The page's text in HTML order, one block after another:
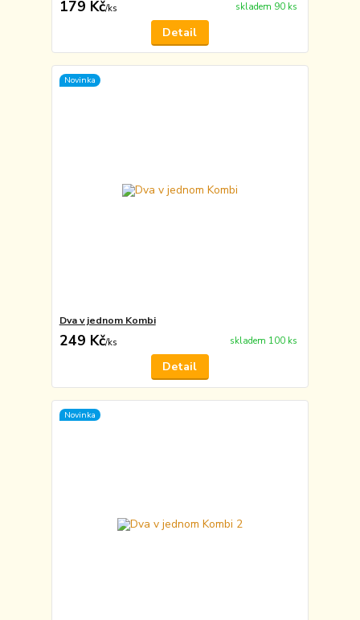
179 Kč/ks skladem 90 ks
Detail
Novinka
Dva v jednom Kombi
249 Kč/ks skladem 100 ks
Detail
Novinka